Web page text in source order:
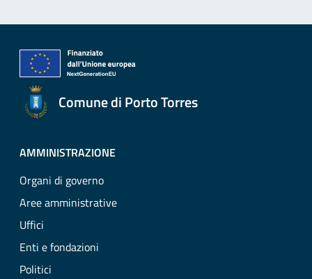
Comune di Porto Torres
AMMINISTRAZIONE
Organi di governo
Aree amministrative
Uffici
Enti e fondazioni
Politici